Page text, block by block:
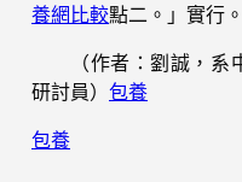
養網比較點二。」實行。
（作者：劉誠，
研討員） 包養
包養